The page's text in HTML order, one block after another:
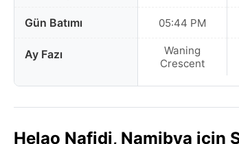
Gün Batımı
Ay Fazı
05:44 PM
Waning
Crescent
Helao Nafidi, Namibya için